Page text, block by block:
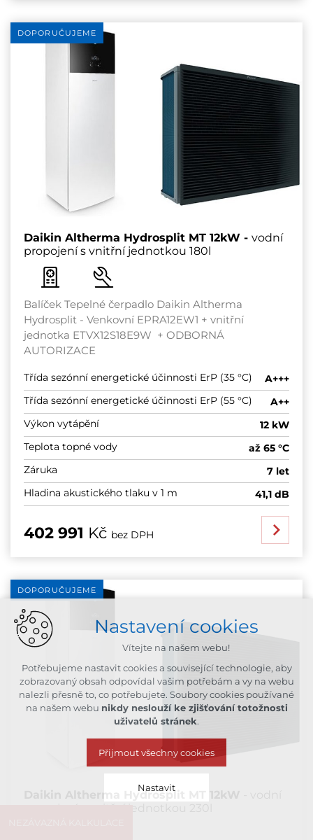
DOPORUČUJEME
Daikin Altherma Hydrosplit MT 12kW -vodní
propojení s vnitřní jednotkou 180l
Balíček Tepelné čerpadlo Daikin Altherma
Hydrosplit - Venkovní EPRA12EW1 + vnitřní
jednotka ETVX12S18E9W + ODBORNÁ
AUTORIZACE
Třída sezónní energetické účinnosti ErP (35 °C)
A+++
Třída sezónní energetické účinnosti ErP (55 °C)
A++
Výkon vytápění
12 kW
Teplota topné vody
až 65 °C
Záruka
7 let
Hladina akustického tlaku v 1 m
41,1 dB
402 991 Kč bez DPH
DOPORUČUJEME
Daikin Altherma Hydrosplit MT 12kW
Nastavení cookies
Vítejte na našem webu!
Potřebujeme nastavit cookies a související technologie, aby
zobrazovaný obsah odpovídal vašim potřebám a vy na webu
nalezli přesně to, co potřebujete. Soubory cookies používané
na našem webu nikdy neslouží ke zjišťování totožnosti
uživatelů stránek.
Přijmout všechny cookies
Nastavit